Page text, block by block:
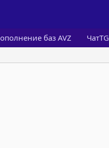
баз AVZ ЧатTG